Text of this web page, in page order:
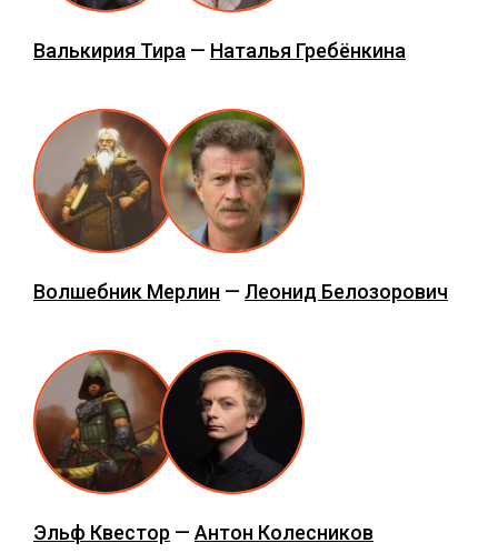
Валькирия Тира — Наталья Гребёнкина
Волшебник Мерлин — Леонид Белозорович
Эльф Квестор — Антон Колесников